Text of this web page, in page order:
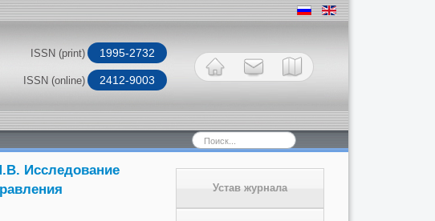
ISSN (print) 1995-2732
ISSN (online) 2412-9003
Искать...
Устав журнала
Исследование